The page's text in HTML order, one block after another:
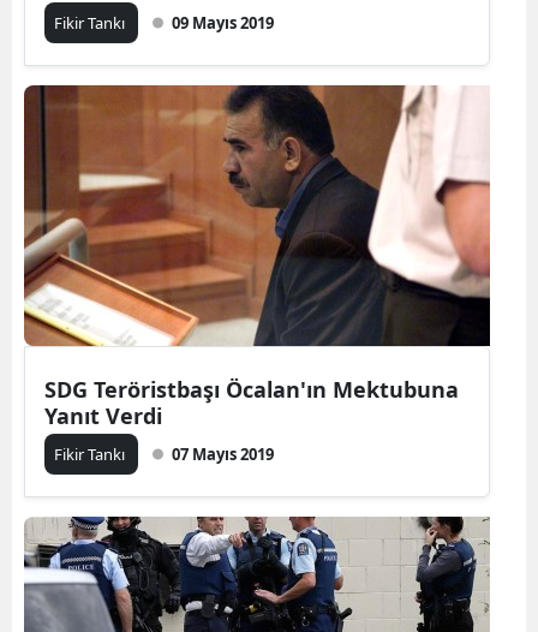
Fikir Tankı 09 Mayıs 2019
SDG Teröristbaşı Öcalan'ın Mektubuna
Yanıt Verdi
Fikir Tankı 07 Mayıs 2019